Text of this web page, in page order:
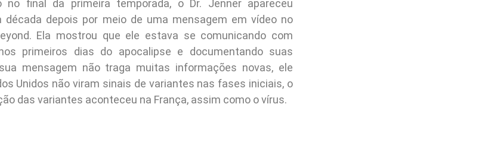
no final da primeira temporada, o Dr. Jenner apareceu
década depois por meio de uma mensagem em vídeo no
Ela mostrou que ele estava se comunicando com
primeiros dias do apocalipse e documentando suas
mensagem não traga muitas informações novas, ele
Unidos não viram sinais de variantes nas fases iniciais, o
das variantes aconteceu na França, assim como o vírus.